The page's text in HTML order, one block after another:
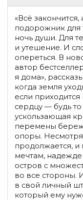
«Всё закончится,
подорожник для
ночь души. Для
и утешение. И
опереться. В
автор
я дома»,
когда земля
если приходится
сердцу — будь
ускользающая
перемены
опоры.
продолжается, и
мечтам,
остров с
во все стороны.
в свой личный
который ему